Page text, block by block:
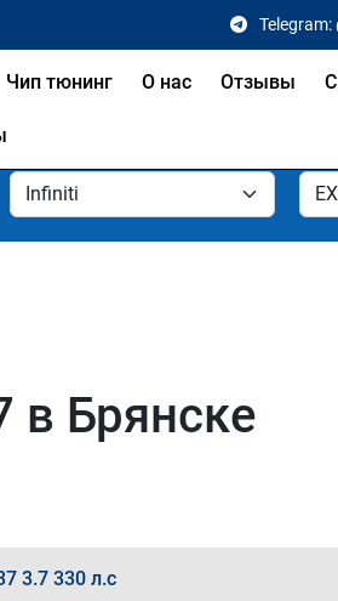
Telegram:
Чип тюнинг О нас Отзывы
в Брянске
3.7 330 л.с